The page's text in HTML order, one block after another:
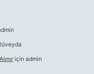
için admin